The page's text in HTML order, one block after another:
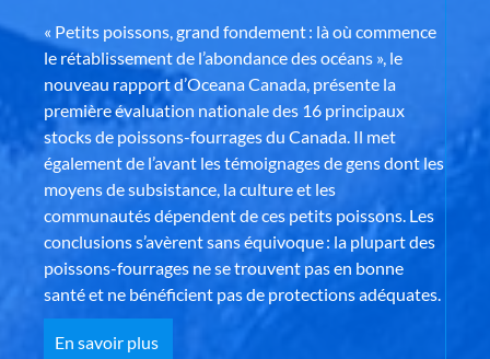
« Petits poissons, grand fondement : là où commence
le rétablissement de l’abondance des océans », le
nouveau rapport d’Oceana Canada, présente la
première évaluation nationale des 16 principaux
stocks de poissons-fourrages du Canada. Il met
également de l’avant les témoignages de gens dont les
moyens de subsistance, la culture et les
communautés dépendent de ces petits poissons. Les
conclusions s’avèrent sans équivoque : la plupart des
poissons-fourrages ne se trouvent pas en bonne
santé et ne bénéficient pas de protections adéquates.
En savoir plus